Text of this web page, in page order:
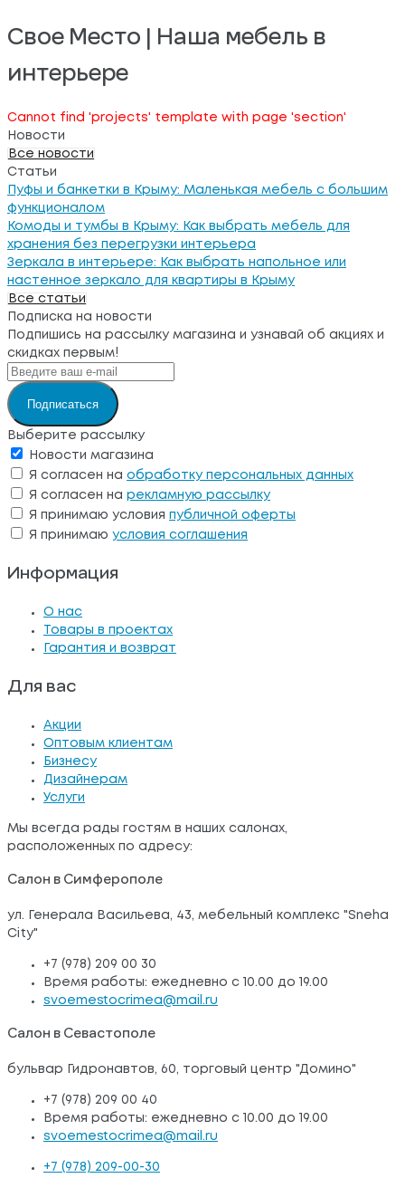
Свое Место | Наша мебель в
интерьере
Cannot find 'projects' template with page 'section'
Новости
Все новости
Статьи
Пуфы и банкетки в Крыму: Маленькая мебель с большим
функционалом
Комоды и тумбы в Крыму: Как выбрать мебель для
хранения без перегрузки интерьера
Зеркала в интерьере: Как выбрать напольное или
настенное зеркало для квартиры в Крыму
Все статьи
Подписка на новости
Подпишись на рассылку магазина и узнавай об акциях и
скидках первым!
Подписаться
Выберите рассылку
Новости магазина
Я согласен на обработку персональных данных
Я согласен на рекламную рассылку
Я принимаю условия
публичной оферты
Я принимаю условия соглашения
Информация
О нас
Товары в проектах
Гарантия и возврат
Для вас
Акции
Оптовым клиентам
Бизнесу
Дизайнерам
Услуги
Мы всегда рады гостям в наших салонах,
расположенных по адресу:
Салон в Симферополе
ул. Генерала Васильева, 43, мебельный комплекс "Sneha
City"
+7 (978) 209 00 30
Время работы: ежедневно с 10.00 до 19.00
svoemestocrimea@mail.ru
Салон в Севастополе
бульвар Гидронавтов, 60, торговый центр "Домино"
+7 (978) 209 00 40
Время работы: ежедневно с 10.00 до 19.00
svoemestocrimea@mail.ru
+7 (978) 209-00-30